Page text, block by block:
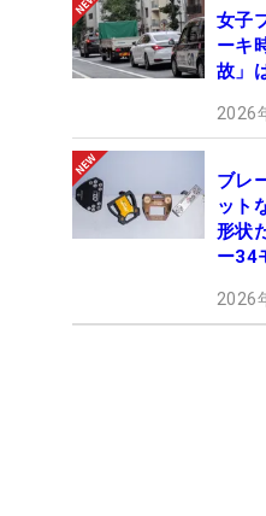
女子
ーキ
故」
2026
ブレ
ット
形状
ー34
2026